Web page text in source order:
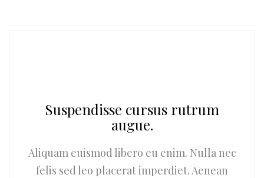
Suspendisse cursus rutrum
augue.
Aliquam euismod libero eu enim. Nulla nec
felis sed leo placerat imperdiet. Aenean